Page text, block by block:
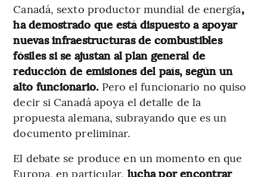
Canadá, sexto productor mundial de energía,
ha demostrado que está dispuesto a apoyar
nuevas infraestructuras de combustibles
fósiles si se ajustan al plan general de
reducción de emisiones del país, según un
alto funcionario. Pero el funcionario no quiso
decir si Canadá apoya el detalle de la
propuesta alemana, subrayando que es un
documento preliminar.
El debate se produce en un momento en que
Europa, en particular, lucha por encontrar